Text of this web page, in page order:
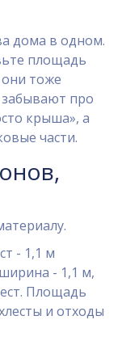
дома в одном.
площадь
тоже
про
крыша», а
части.
- 1,1 м
- 1,1 м,
Площадь
и отходы